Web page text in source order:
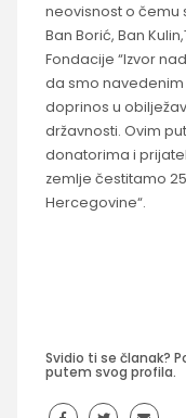
neovisnost o čemu
Ban Borić, Ban
Fondacije “Izvor
da smo
doprinos u
državnosti. Ovim
donatorima i
zemlje čestitamo
Hercegovine“.
Svidio ti se članak?
putem svog profila.